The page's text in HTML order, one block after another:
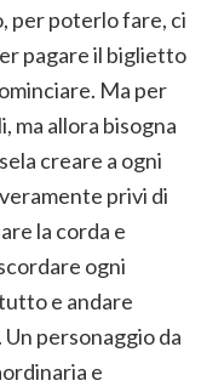
per poterlo fare, ci
pagare il biglietto
Ma per
ma allora bisogna
creare a ogni
privi di
la corda e
ogni
e andare
personaggio da
e